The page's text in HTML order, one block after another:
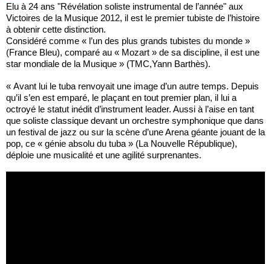
Elu à 24 ans "Révélation soliste instrumental de l’année" aux
Victoires de la Musique 2012, il est le premier tubiste de l’histoire
à obtenir cette distinction.
Considéré comme « l’un des plus grands tubistes du monde »
(France Bleu), comparé au « Mozart » de sa discipline, il est une
star mondiale de la Musique » (TMC,Yann Barthès).
« Avant lui le tuba renvoyait une image d’un autre temps. Depuis
qu’il s’en est emparé, le plaçant en tout premier plan, il lui a
octroyé le statut inédit d’instrument leader. Aussi à l’aise en tant
que soliste classique devant un orchestre symphonique que dans
un festival de jazz ou sur la scène d’une Arena géante jouant de la
pop, ce « génie absolu du tuba » (La Nouvelle République),
déploie une musicalité et une agilité surprenantes.